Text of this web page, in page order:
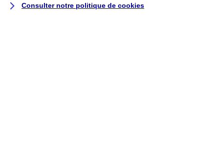
souscrit pour vous, vos proches ou votre
Consulter notre politique de cookies